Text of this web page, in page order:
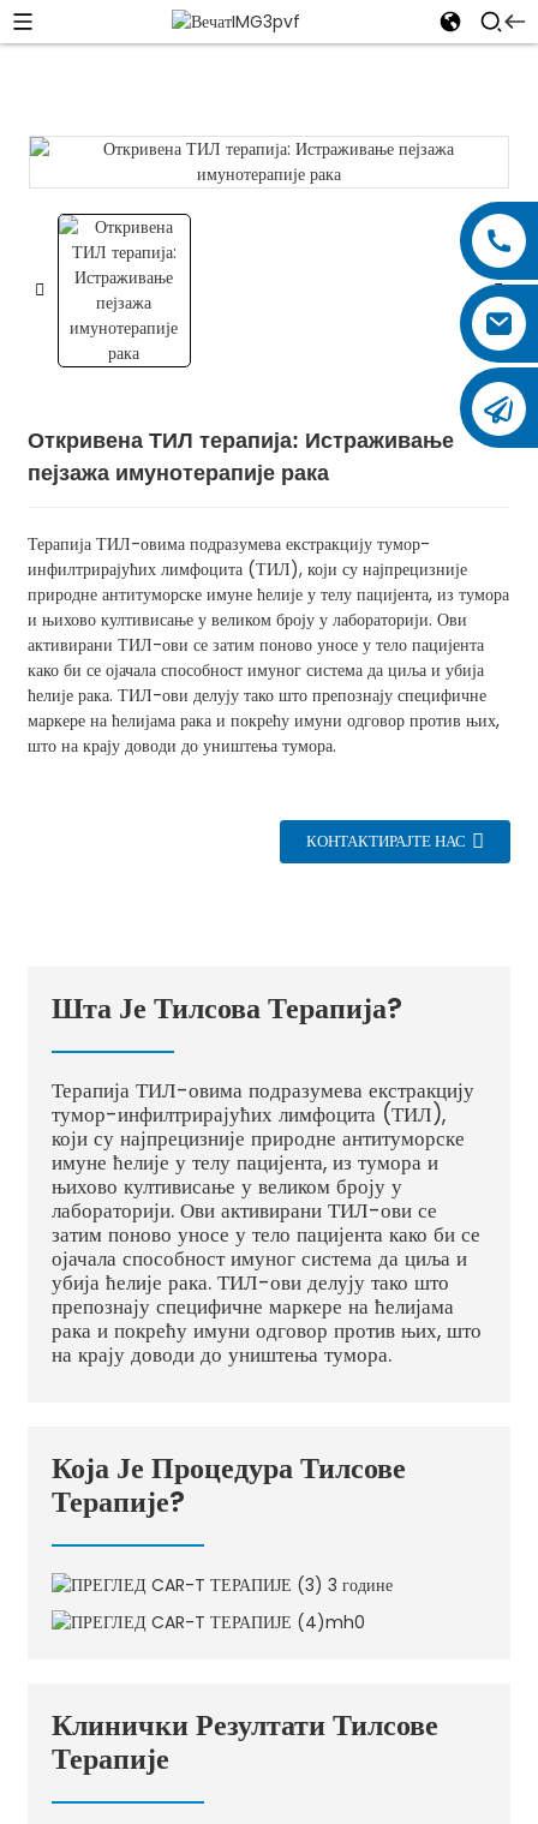
Откривена ТИЛ терапија: Истраживање
пејзажа имунотерапије рака
Терапија ТИЛ-овима подразумева екстракцију тумор-
инфилтрирајућих лимфоцита (ТИЛ), који су најпрецизније
природне антитуморске имуне ћелије у телу пацијента, из тумора
и њихово култивисање у великом броју у лабораторији. Ови
активирани ТИЛ-ови се затим поново уносе у тело пацијента
како би се ојачала способност имуног система да циља и убија
ћелије рака. ТИЛ-ови делују тако што препознају специфичне
маркере на ћелијама рака и покрећу имуни одговор против њих,
што на крају доводи до уништења тумора.
КОНТАКТИРАЈТЕ НАС
Шта Је Тилсова Терапија?
Терапија ТИЛ-овима подразумева екстракцију
тумор-инфилтрирајућих лимфоцита (ТИЛ),
који су најпрецизније природне антитуморске
имуне ћелије у телу пацијента, из тумора и
њихово култивисање у великом броју у
лабораторији. Ови активирани ТИЛ-ови се
затим поново уносе у тело пацијента како би се
ојачала способност имуног система да циља и
убија ћелије рака. ТИЛ-ови делују тако што
препознају специфичне маркере на ћелијама
рака и покрећу имуни одговор против њих, што
на крају доводи до уништења тумора.
Која Је Процедура Тилсове
Терапије?
Клинички Резултати Тилсове
Терапије